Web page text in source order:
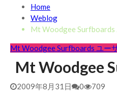
2026/7/28 御前崎方面
2026/6/4 静波 風弱く見
2026/5/13 静波 ダンパー
2026/5/12 静波 久しぶり
Home
Weblog
Mt Woodgee Surfboards
Mt Woodgee Surfboards ユー
Mt Woodgee
2009年8月31日 0 709